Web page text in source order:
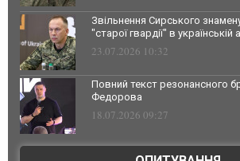
Звільнення Сирського
"старої гвардії" в українській
23.07.2026 10:32
Повний текст резонансного
Федорова
18.07.2026 09:27